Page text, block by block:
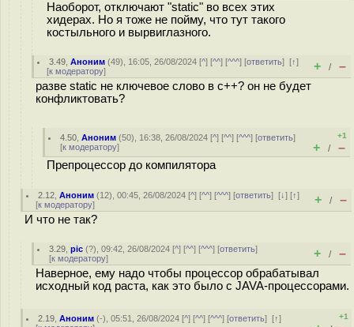
Наоборот, отключают "static" во всех этих
хидерах. Но я тоже не пойму, что тут такого
костыльного и вырвиглазного.
3.49 ,Аноним (49), 16:05, 26/08/2024 [^] [^^] [^^^] [ответить][↑]
[к модератору] + / –
разве static не ключевое слово в с++? он не будет
конфликтовать?
4.50 ,Аноним (50), 16:38, 26/08/2024 [^] [^^] [^^^] [ответить]
[к модератору]
+1
+ / –
Препроцессор до компилятора
2.12 ,Аноним (12), 00:45, 26/08/2024 [^] [^^] [^^^] [ответить][↓] [↑]
[к модератору] + / –
И что не так?
3.29 ,pic (?), 09:42, 26/08/2024 [^] [^^] [^^^] [ответить]
[к модератору] + / –
Наверное, ему надо чтобы процессор обрабатывал
исходный код раста, как это было с JAVA-процессорами.
2.19 ,Аноним (-), 05:51, 26/08/2024 [^] [^^] [^^^] [ответить][↑]
+1